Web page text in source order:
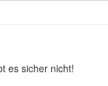
es sicher nicht!